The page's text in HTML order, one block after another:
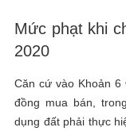
Mức phạt khi
2020
Căn cứ vào Khoản
đồng mua bán,
dụng đất phải thực